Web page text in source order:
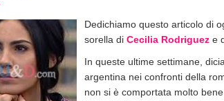
Dedichiamo questo articolo di
sorella di Cecilia Rodriguez e
In queste ultime settimane,
argentina nei confronti della
non si è comportata molto